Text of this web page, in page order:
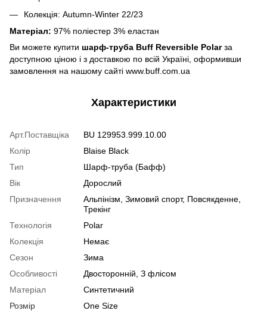
Колекція: Autumn-Winter 22/23
Матеріал: 97% поліестер 3% еластан
Ви можете купити шарф-труба Buff Reversible Polarза
доступною ціною і з доставкою по всій Україні, оформивши
замовлення на нашому сайті www.buff.com.ua
Характеристики
Арт.Поставщіка
BU 129953.999.10.00
Колір
Blaise Black
Тип
Шарф-труба (Бафф)
Вік
Дорослий
Призначення
Альпінізм, Зимовий спорт, Повсякденне,
Трекінг
Технологія
Polar
Колекція
Немає
Сезон
Зима
Особливості
Двосторонній, З флісом
Матеріал
Синтетичний
Розмір
One Size